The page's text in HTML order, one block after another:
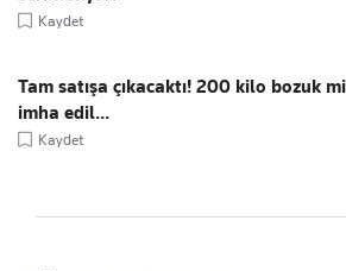
Kaydet
Tam satışa çıkacaktı! 200 kilo bozuk
imha edil...
Kaydet